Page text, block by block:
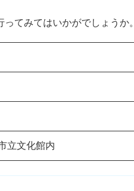
てみてはいかがでしょうか。
立文化館内